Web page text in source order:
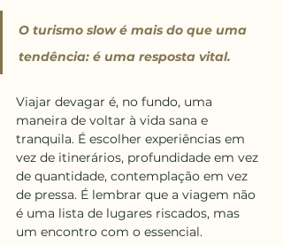
O turismo slow é mais do que uma
tendência: é uma resposta vital.
Viajar devagar é, no fundo, uma
maneira de voltar à vida sana e
tranquila. É escolher experiências em
vez de itinerários, profundidade em vez
de quantidade, contemplação em vez
de pressa. É lembrar que a viagem não
é uma lista de lugares riscados, mas
um encontro com o essencial.